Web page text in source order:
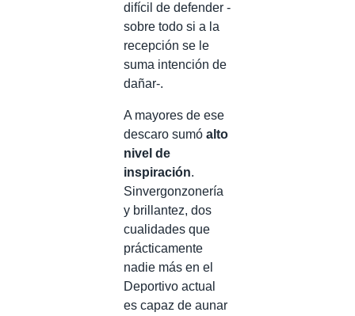
difícil de defender -
sobre todo si a la
recepción se le
suma intención de
dañar-.
A mayores de ese
descaro sumó alto
nivel de
inspiración.
Sinvergonzonería
y brillantez, dos
cualidades que
prácticamente
nadie más en el
Deportivo actual
es capaz de aunar